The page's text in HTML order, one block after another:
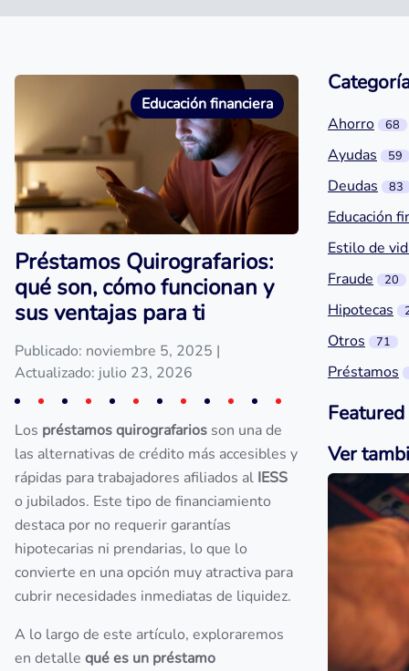
Educación financiera
Préstamos Quirografarios:
qué son, cómo funcionan y
sus ventajas para ti
Publicado: noviembre 5, 2025 |
Actualizado: julio 23, 2026
Los préstamos quirografarios son una de
las alternativas de crédito más accesibles y
rápidas para trabajadores afiliados al IESS
o jubilados. Este tipo de financiamiento
destaca por no requerir garantías
hipotecarias ni prendarias, lo que lo
convierte en una opción muy atractiva para
cubrir necesidades inmediatas de liquidez.
A lo largo de este artículo, exploraremos
en detalle qué es un préstamo
Ahorro 68
Ayudas 59
Deudas 83
Educación
Estilo de
Fraude
20
Hipotecas
Otros 71
Préstamos
Ver